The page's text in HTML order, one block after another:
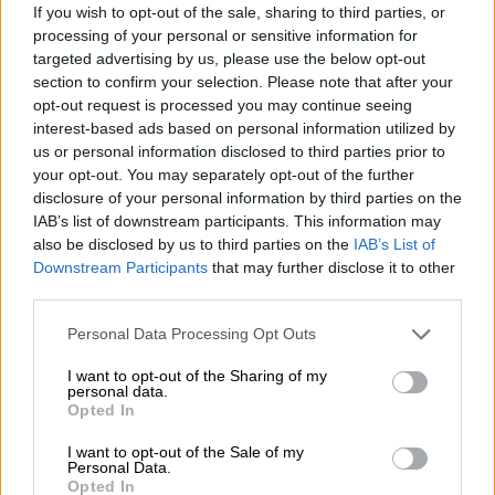
If you wish to opt-out of the sale, sharing to third parties, or
processing of your personal or sensitive information for
targeted advertising by us, please use the below opt-out
section to confirm your selection. Please note that after your
opt-out request is processed you may continue seeing
interest-based ads based on personal information utilized by
us or personal information disclosed to third parties prior to
your opt-out. You may separately opt-out of the further
disclosure of your personal information by third parties on the
IAB’s list of downstream participants. This information may
also be disclosed by us to third parties on the IAB’s List of
Downstream Participants that may further disclose it to other
Personal Data Processing Opt Outs
I want to opt-out of the Sharing of my
personal data.
Opted In
I want to opt-out of the Sale of my
Personal Data.
Opted In
07.08.2026 - 12:25
Allianz: Ισχυρές επιδόσεις στο α’ εξάμηνο του 2026 – Ο Oliver
Bäte συνδέει τα αποτελέσματα με το κλείσιμο του
«protection gap»
07.08.2026 - 12:12
Οι αισθητήρες βλέπουν καλύτερα από τον άνθρωπο. Πάντα;
07.08.2026 - 11:01
Generali: Αποτελέσματα Α' Εξαμήνου - Εξαιρετική ανάπτυξη
στα Λειτουργικά και Προσαρμοσμένα Καθαρά Αποτελέσματα
με συμβολή από όλες τις επιχειρηματικές δραστηριότητες
Ομαδικά Ασφαλιστικά προϊόντα Επαγγελματικής
Συνταξιοδότησης: Νέο πεδίο ανάπτυξης για ασφαλιστικές και
ασφαλιστές
07.08.2026 - 09:23